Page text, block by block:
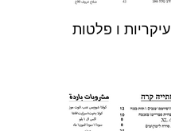
עיקריות ו פלטות